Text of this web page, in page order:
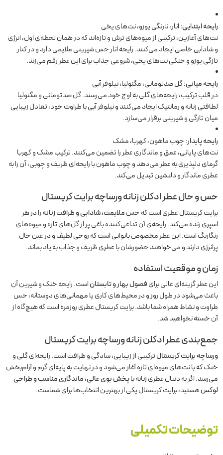
رایحه ابتدایی:انار، نارنگی یوزو، نت‌های یخی
نت‌های آغازین، ترکیبی از میوه‌های ترش و تازه‌اند که در همان لحظه‌ی اول، انرژی
و شادابی خاصی ایجاد می‌کنند. رایحه انار حس شیرینی ملایمی دارد و در کنار
تازگی یوزو و خنکی نت‌های یخی، شروعی جذاب برای این عطر رقم می‌زند.
رایحه میانی:گل صدتومانی، مگنولیا، نیلوفر آبی
در قلب ترکیب، رایحه‌های گلی به اوج خود می‌رسند. گل صدتومانی و مگنولیا
لطافتی زنانه و رمانتیک ایجاد می‌کنند و نیلوفر آبی با طراوت خود، تعادل زیبایی
میان تازگی و شیرینی برقرار می‌سازد.
رایحه پایدار:چوب ماهون، کهربا، مشک
نت‌های پایانی، عمق و ماندگاری عطر را تضمین می‌کنند. ترکیب مشک و کهربا
گرمای دلپذیری به عطر می‌دهد و چوب ماهون با رایحه‌ای ظریف و چوبی، آن را به
عطری ماندگار و دلنشین تبدیل می‌کند.
حس و حالعطر ادکلن زنانه ورساچه برایت کریستال
برایت کریستال عطری است که حسملایمت، شادابی و ظرافت زنانهرا در هر
اسپری زنده می‌کند. رایحه‌ی آن تداعی‌کننده باغی پر از گل‌های تازه و میوه‌های
رنگارنگ است. این عطر مخصوص بانوانی است که روحی لطیف و در عین حال
پرانرژی دارند و می‌خواهند حضورشان با عطری ظریف و جذاب به یاد بماند.
زمان و موقعیت استفاده
این عطر گزینه‌ای عالی برایفصول بهار و تابستاناست. رایحه خنک و شیرین آن
باعث می‌شود در طول روز و در محیط‌های کاری یا مهمانی‌های دوستانه، حس
طراوت و نشاط همراه شما باشد. برایت کریستال عطری روزمره است که هیچ‌گاه از
آن خسته نخواهید شد.
جمع‌بندیعطر ادکلن زنانه ورساچه برایت کریستال
ورساچه برایت کریستالترکیبی از زیبایی، سادگی و ظرافت است. رایحه‌ای گلی و
خنک که با نت‌های میوه‌ای تازه آغاز می‌شود و در نهایت به پایه‌ای گرم و آرام‌بخش
می‌رسد. اگر به دنبال عطری زنانه باپخش بوی عالی، ماندگاری مناسب و طراحی
لوکسهستید، برایت کریستال یکی از بهترین انتخاب‌ها برای شماست.
توضیحات تکمیلی